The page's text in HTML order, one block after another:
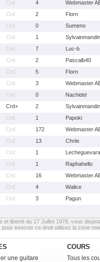
Crd 4
Webmaster
Crd 2
Florn
Crd 0
Sumeno
Crd 1
Sylvainmandin
Crd 7
Luc-b
Crd 2
Pascalb40
Crd 5
Florn
Crd 3
Webmaster
Crd 0
Nachidel
Crd+ 2
Sylvainmandin
Crd 1
Papoki
Crd 172
Webmaster
Crd 13
Chriis
Crd 1
Lecheguevara
Crd 1
Raphahello
Crd 16
Webmaster
Crd 4
Walice
Crd 3
Pagun
et liberté du 17 Juillet 1978, vous
exercer ce droit utilisez la zone
une guitare
COURS
Tous les